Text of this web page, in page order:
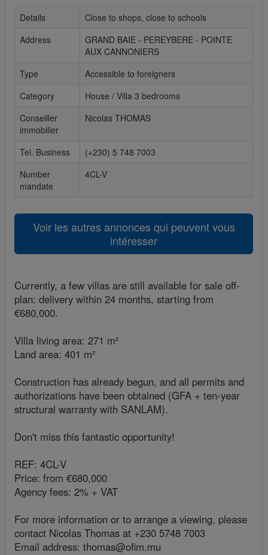
Cookies sociaux
Les cookies sociaux sont utilisés pour afficher les réseaux
sociaux afin que vous puissiez partager votre expérience
avec vos amis.
Details
Close to shops, close to schools
Address
GRAND BAIE - PEREYBERE - POINTE
AUX CANNONIERS
Type
Accessible to foreigners
Category
House / Villa 3 bedrooms
Conseiller
immobilier
Nicolas THOMAS
Tel. Business
(+230) 5 748 7003
Number
mandate
4CL-V
Voir les autres annonces qui peuvent vous
intéresser
Currently, a few villas are still available for sale off-
plan: delivery within 24 months, starting from
€680,000.
Villa living area: 271 m²
Land area: 401 m²
Construction has already begun, and all permits and
authorizations have been obtained (GFA + ten-year
structural warranty with SANLAM).
Don't miss this fantastic opportunity!
REF: 4CL-V
Price: from €680,000
Agency fees: 2% + VAT
For more information or to arrange a viewing, please
contact Nicolas Thomas at +230 5748 7003
Email address: thomas@ofim.mu